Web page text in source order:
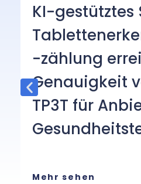
KI-gestütztes
-zählung
Genauigkeit
TP3T für
Mehr sehen